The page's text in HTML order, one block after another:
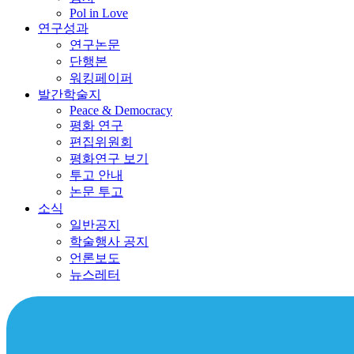
Pol in Love
연구성과
연구논문
단행본
워킹페이퍼
발간학술지
Peace & Democracy
평화 연구
편집위원회
평화연구 보기
투고 안내
논문 투고
소식
일반공지
학술행사 공지
언론보도
뉴스레터